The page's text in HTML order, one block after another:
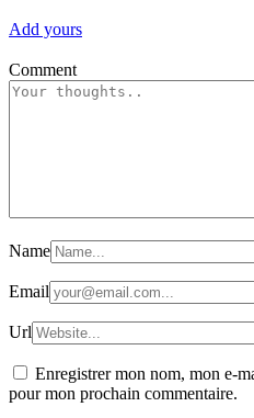
Add yours
Comment
Name
Email
Url
Enregistrer mon nom, mon e-
pour mon prochain commentaire.